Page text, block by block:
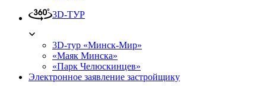
3D-ТУР
3D-тур «Минск-Мир»
«Маяк Минска»
«Парк Челюскинцев»
Электронное заявление застройщику